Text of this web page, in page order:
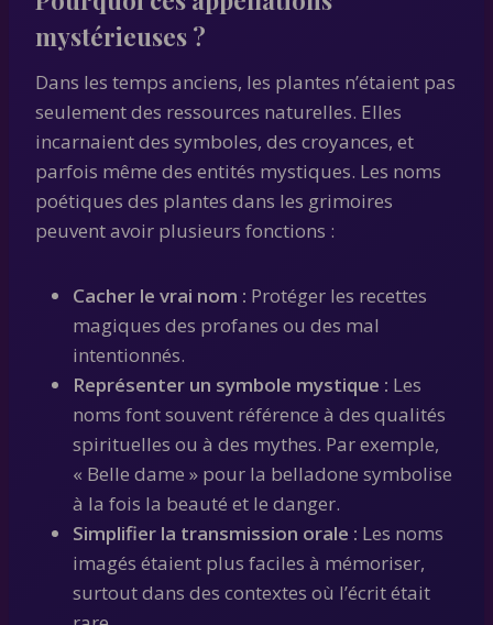
mystérieuses ?
Dans les temps anciens, les plantes n’étaient pas
seulement des ressources naturelles. Elles
incarnaient des symboles, des croyances, et
parfois même des entités mystiques. Les noms
poétiques des plantes dans les grimoires
peuvent avoir plusieurs fonctions :
Cacher le vrai nom : Protéger les recettes
magiques des profanes ou des mal
intentionnés.
Représenter un symbole mystique : Les
noms font souvent référence à des qualités
spirituelles ou à des mythes. Par exemple,
« Belle dame » pour la belladone symbolise
à la fois la beauté et le danger.
Simplifier la transmission orale : Les noms
imagés étaient plus faciles à mémoriser,
surtout dans des contextes où l’écrit était